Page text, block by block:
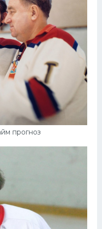
прогноз